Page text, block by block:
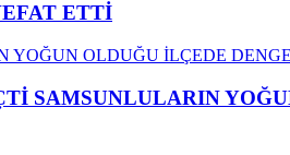
ETTİ
SAMSUNLULARIN